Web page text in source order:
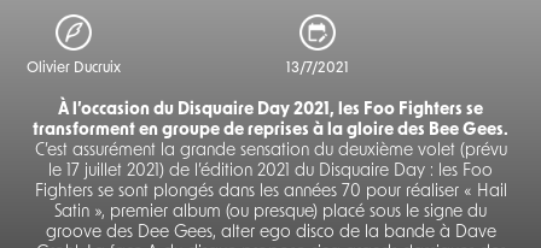
Olivier Ducruix 13/7/2021
À l’occasion du Disquaire Day 2021, les Foo Fighters se
transforment en groupe de reprises à la gloire des Bee Gees.
C’est assurément la grande sensation du deuxième volet (prévu
le 17 juillet 2021) de l’édition 2021 du Disquaire Day : les Foo
Fighters se sont plongés dans les années 70 pour réaliser « Hail
Satin », premier album (ou presque) placé sous le signe du
groove des Dee Gees, alter ego disco de la bande à Dave